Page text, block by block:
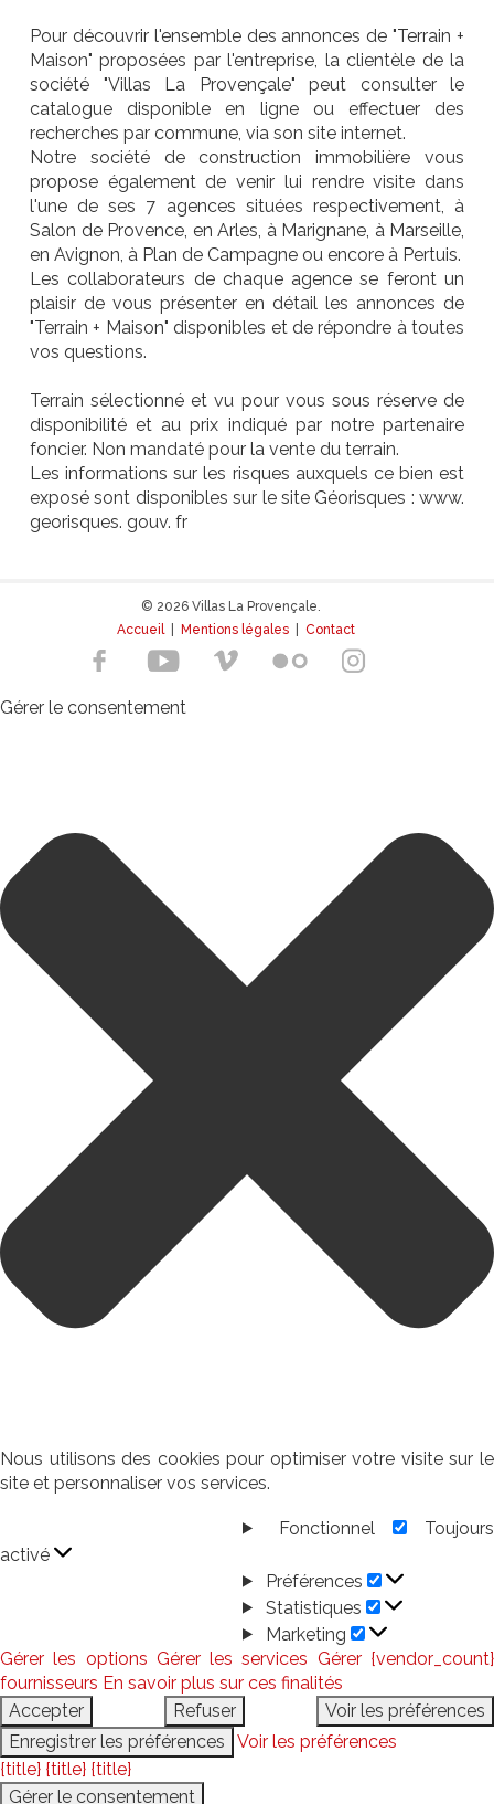
Pour découvrir l'ensemble des annonces de "Terrain +
Maison" proposées par l'entreprise, la clientèle de la
société "Villas La Provençale" peut consulter le
catalogue disponible en ligne ou effectuer des
recherches par commune, via son site internet.
Notre société de construction immobilière vous
propose également de venir lui rendre visite dans
l'une de ses 7 agences situées respectivement, à
Salon de Provence, en Arles, à Marignane, à Marseille,
en Avignon, à Plan de Campagne ou encore à Pertuis.
Les collaborateurs de chaque agence se feront un
plaisir de vous présenter en détail les annonces de
"Terrain + Maison" disponibles et de répondre à toutes
vos questions.
Terrain sélectionné et vu pour vous sous réserve de
disponibilité et au prix indiqué par notre partenaire
foncier. Non mandaté pour la vente du terrain.
Les informations sur les risques auxquels ce bien est
exposé sont disponibles sur le site Géorisques : www.
georisques. gouv. fr
© 2026 Villas La Provençale.
Accueil| Mentions légales Contact
Gérer le consentement
Nous utilisons des cookies pour optimiser votre visite sur le
site et personnaliser vos services.
Fonctionnel
Toujours
activé
Préférences
Statistiques
Marketing
Gérer les options Gérer les services Gérer {vendor_count}
fournisseurs En savoir plus sur ces finalités
Accepter
Refuser
Voir les préférences
Enregistrer les préférences
Voir les préférences
{title} {title} {title}
Gérer le consentement